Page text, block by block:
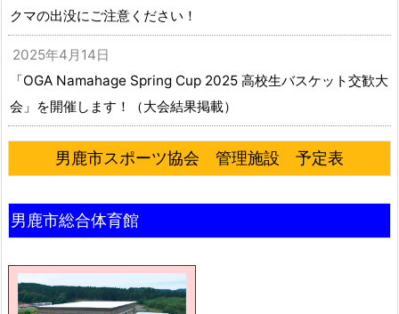
クマの出没にご注意ください！
2025年4月14日
「OGA Namahage Spring Cup 2025 高校生バスケット交歓大
会」を開催します！（大会結果掲載）
男鹿市スポーツ協会 管理施設 予定表
男鹿市総合体育館